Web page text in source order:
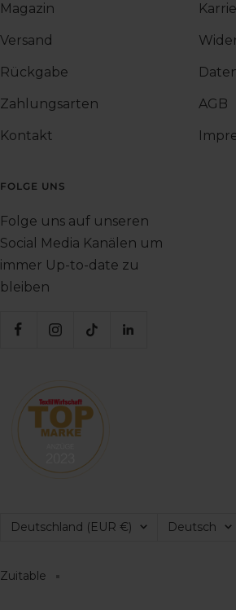
Magazin
Versand
Rückgabe
Zahlungsarten
Kontakt
AGB
FOLGE UNS
Folge uns auf unseren
Social Media Kanälen um
immer Up-to-date zu
bleiben
Land/Region
Deutschland (EUR €) Sprache
Deutsch
Zuitable